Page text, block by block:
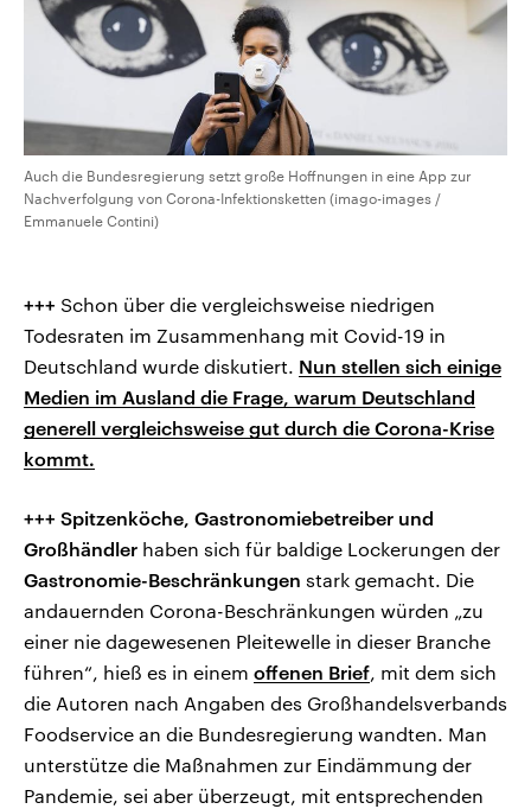
Auch die Bundesregierung setzt große Hoffnungen in eine App zur
Nachverfolgung von Corona-Infektionsketten (imago-images /
Emmanuele Contini)
+++ Schon über die vergleichsweise niedrigen
Todesraten im Zusammenhang mit Covid-19 in
Deutschland wurde diskutiert. Nun stellen sich einige
Medien im Ausland die Frage, warum Deutschland
generell vergleichsweise gut durch die Corona-Krise
kommt.
+++ Spitzenköche, Gastronomiebetreiber und
Großhändler haben sich für baldige Lockerungen der
Gastronomie-Beschränkungen stark gemacht. Die
andauernden Corona-Beschränkungen würden „zu
einer nie dagewesenen Pleitewelle in dieser Branche
führen“, hieß es in einem offenen Brief, mit dem sich
die Autoren nach Angaben des Großhandelsverbands
Foodservice an die Bundesregierung wandten. Man
unterstütze die Maßnahmen zur Eindämmung der
Pandemie, sei aber überzeugt, mit entsprechenden